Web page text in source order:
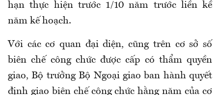
hạn thực hiện trước 1/10 năm trước liền kề
năm kế hoạch.
Với các cơ quan đại diện, cũng trên cơ sở số
biên chế công chức được cấp có thẩm quyền
giao, Bộ trưởng Bộ Ngoại giao ban hành quyết
định giao biên chế công chức hằng năm của cơ